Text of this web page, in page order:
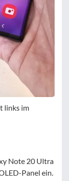
links im
Note 20 Ultra
Panel ein.